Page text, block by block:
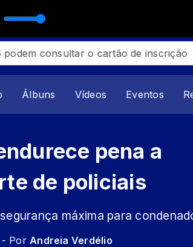
consultar o cartão de inscrição
Álbuns Vídeos Eventos
pena a
de policiais
máxima para
- PorAndreia Verdélio